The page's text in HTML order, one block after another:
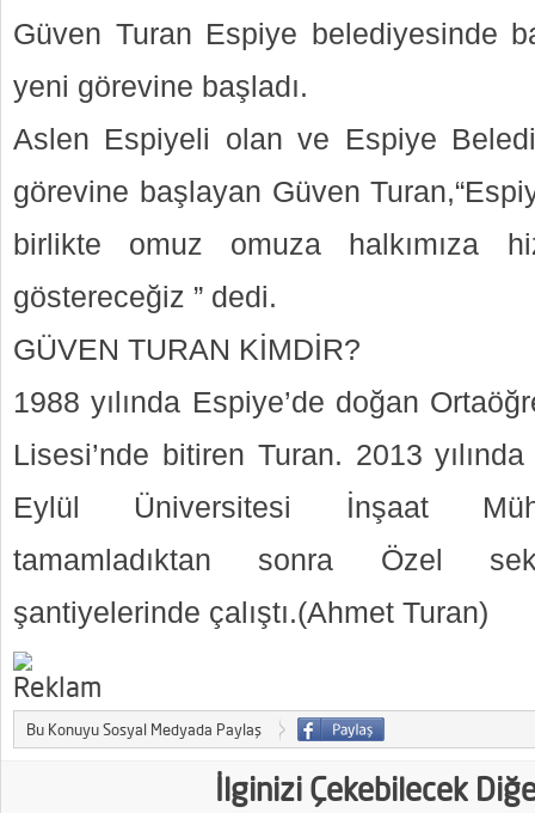
Güven Turan Espiye belediyesinde
yeni görevine başladı.
Aslen Espiyeli olan ve Espiye
görevine başlayan Güven
birlikte omuz omuza halkımıza
göstereceğiz ” dedi.
GÜVEN TURAN KİMDİR?
1988 yılında Espiye’de doğan
Lisesi’nde bitiren Turan. 2013
Eylül Üniversitesi İnşaat
tamamladıktan sonra Özel
şantiyelerinde çalıştı.(Ahmet Turan)
Bu Konuyu Sosyal Medyada Paylaş
İlginizi Çekebilecek